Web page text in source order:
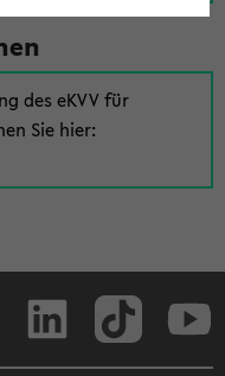
des eKVV für
Sie hier: